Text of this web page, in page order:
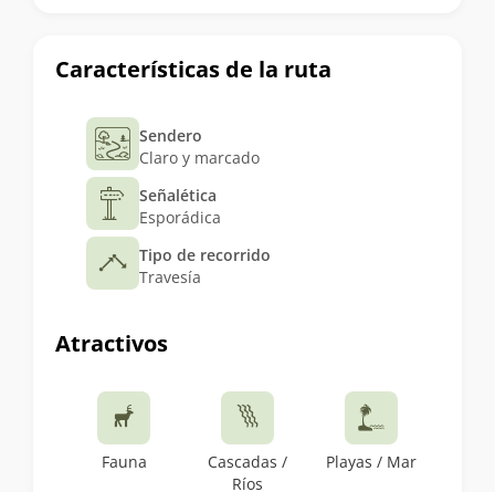
Características de la ruta
Sendero
Claro y marcado
Señalética
Esporádica
Tipo de recorrido
Travesía
Atractivos
Fauna
Cascadas /
Ríos
Playas / Mar